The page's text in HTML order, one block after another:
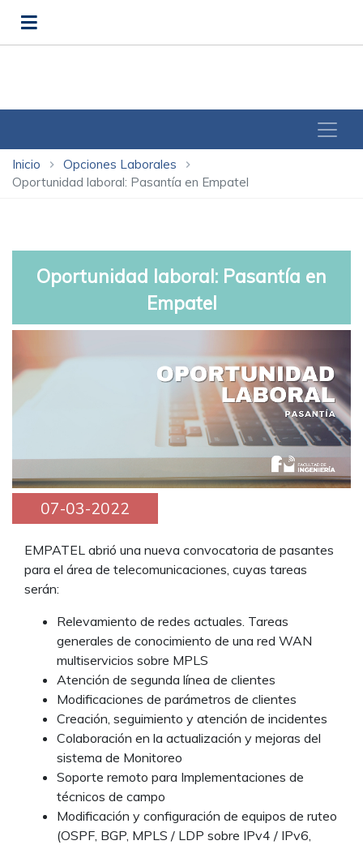
Inicio chevron_right Opciones Laborales chevron_right
Oportunidad laboral: Pasantía en Empatel
Oportunidad laboral: Pasantía en
Empatel
07-03-2022
EMPATEL abrió una nueva convocatoria de pasantes
para el área de telecomunicaciones, cuyas tareas
serán:
Relevamiento de redes actuales. Tareas
generales de conocimiento de una red WAN
multiservicios sobre MPLS
Atención de segunda línea de clientes
Modificaciones de parámetros de clientes
Creación, seguimiento y atención de incidentes
Colaboración en la actualización y mejoras del
sistema de Monitoreo
Soporte remoto para Implementaciones de
técnicos de campo
Modificación y configuración de equipos de ruteo
(OSPF, BGP, MPLS / LDP sobre IPv4 / IPv6,